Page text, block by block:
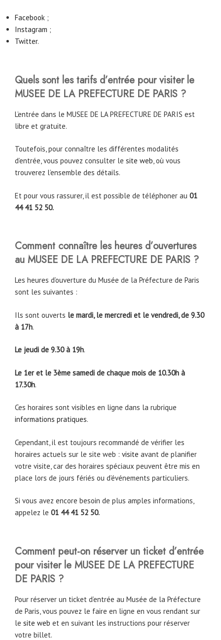
Facebook ;
Instagram ;
Twitter.
Quels sont les tarifs d’entrée pour visiter le
MUSEE DE LA PREFECTURE DE PARIS ?
L’entrée dans le MUSEE DE LA PREFECTURE DE PARIS est
libre et gratuite.
Toutefois, pour connaître les différentes modalités
d’entrée, vous pouvez consulter le site web, où vous
trouverez l’ensemble des détails.
Et pour vous rassurer, il est possible de téléphoner au 01
44 41 52 50.
Comment connaître les heures d’ouvertures
au MUSEE DE LA PREFECTURE DE PARIS ?
Les heures d’ouverture du Musée de la Préfecture de Paris
sont les suivantes :
Ils sont ouverts le mardi, le mercredi et le vendredi, de 9.30
à 17h.
Le jeudi de 9.30 à 19h.
Le 1er et le 3ème samedi de chaque mois de 10.30h à
17.30h.
Ces horaires sont visibles en ligne dans la rubrique
informations pratiques.
Cependant, il est toujours recommandé de vérifier les
horaires actuels sur le site web : visite avant de planifier
votre visite, car des horaires spéciaux peuvent être mis en
place lors de jours fériés ou d’événements particuliers.
Si vous avez encore besoin de plus amples informations,
appelez le 01 44 41 52 50.
Comment peut-on réserver un ticket d’entrée
pour visiter le MUSEE DE LA PREFECTURE
DE PARIS ?
Pour réserver un ticket d’entrée au Musée de la Préfecture
de Paris, vous pouvez le faire en ligne en vous rendant sur
le site web et en suivant les instructions pour réserver
votre billet.